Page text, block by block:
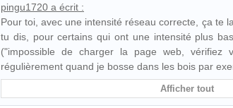
pingu1720 a écrit :
Pour toi, avec une intensité réseau correcte, ça te
tu dis, pour certains qui ont une intensité plus
("impossible de charger la page web, vérifiez
régulièrement quand je bosse dans les bois par
Afficher tout